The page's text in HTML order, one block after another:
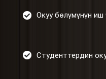
Окуу бөлүмүнүн иш
Студенттердин